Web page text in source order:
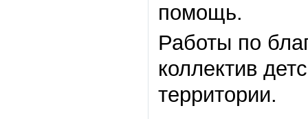
помощь.
Работы по
коллектив
территории.